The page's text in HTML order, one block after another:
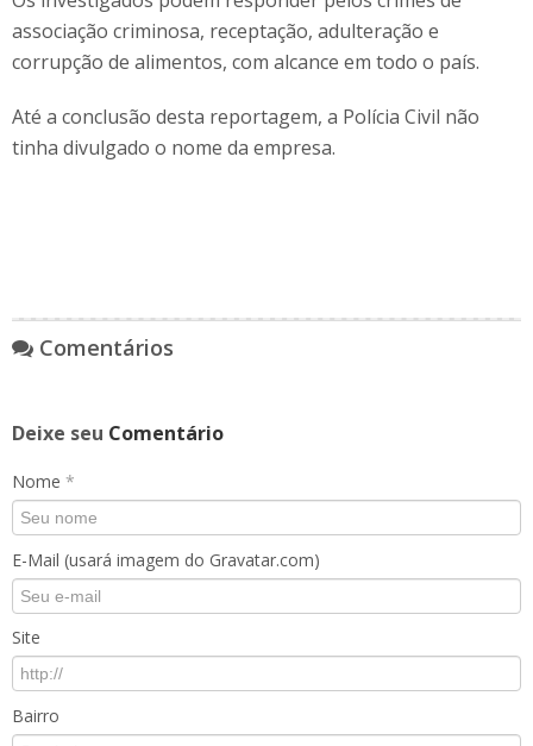
associação criminosa, receptação, adulteração e
corrupção de alimentos, com alcance em todo o país.
Até a conclusão desta reportagem, a Polícia Civil não
tinha divulgado o nome da empresa.
Comentários
Deixe seu Comentário
Nome *
E-Mail (usará imagem do Gravatar.com)
Site
Bairro